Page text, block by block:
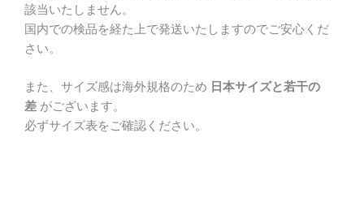
該当いたしません。
国内での検品を経た上で発送いたしますのでご安心くだ
さい。
また、サイズ感は海外規格のため 日本サイズと若干の
差 がございます。
必ずサイズ表をご確認ください。